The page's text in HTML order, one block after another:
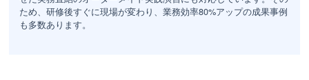
ため、研修後すぐに現場が変わり、業務効率80%アップの成果事例
も多数あります。